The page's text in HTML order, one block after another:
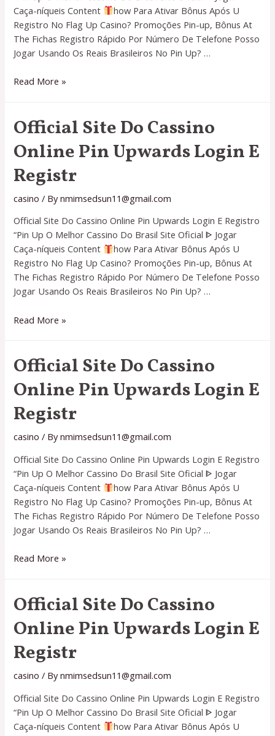
More
»
Caça-níqueis Content
how Para Ativar Bônus Após U
Registro No Flag Up Casino? Promoções Pin-up, Bônus At
The Fichas Registro Rápido Por Número De Telefone Posso
Jogar Usando Os Reais Brasileiros No Pin Up? …
Official
Cassino
Online
Pin
Login
Read More »
Official Site Do Cassino
Online Pin Upwards Login E
Registr
casino / Bynmimsedsun11@gmail.com
Official Site Do Cassino Online Pin Upwards Login E Registro
“Pin Up O Melhor Cassino Do Brasil Site Oficial ᐈ Jogar
Caça-níqueis Content
how Para Ativar Bônus Após U
Registro No Flag Up Casino? Promoções Pin-up, Bônus At
The Fichas Registro Rápido Por Número De Telefone Posso
Jogar Usando Os Reais Brasileiros No Pin Up? …
Official
Cassino
Online
Pin
Login
Read More »
Official Site Do Cassino
Online Pin Upwards Login E
Registr
casino / Bynmimsedsun11@gmail.com
Official Site Do Cassino Online Pin Upwards Login E Registro
“Pin Up O Melhor Cassino Do Brasil Site Oficial ᐈ Jogar
Caça-níqueis Content
how Para Ativar Bônus Após U
Registro No Flag Up Casino? Promoções Pin-up, Bônus At
The Fichas Registro Rápido Por Número De Telefone Posso
Jogar Usando Os Reais Brasileiros No Pin Up? …
Official
Cassino
Online
Pin
Login
Read More »
Official Site Do Cassino
Online Pin Upwards Login E
Registr
casino / Bynmimsedsun11@gmail.com
Official Site Do Cassino Online Pin Upwards Login E Registro
“Pin Up O Melhor Cassino Do Brasil Site Oficial ᐈ Jogar
Caça-níqueis Content
how Para Ativar Bônus Após U